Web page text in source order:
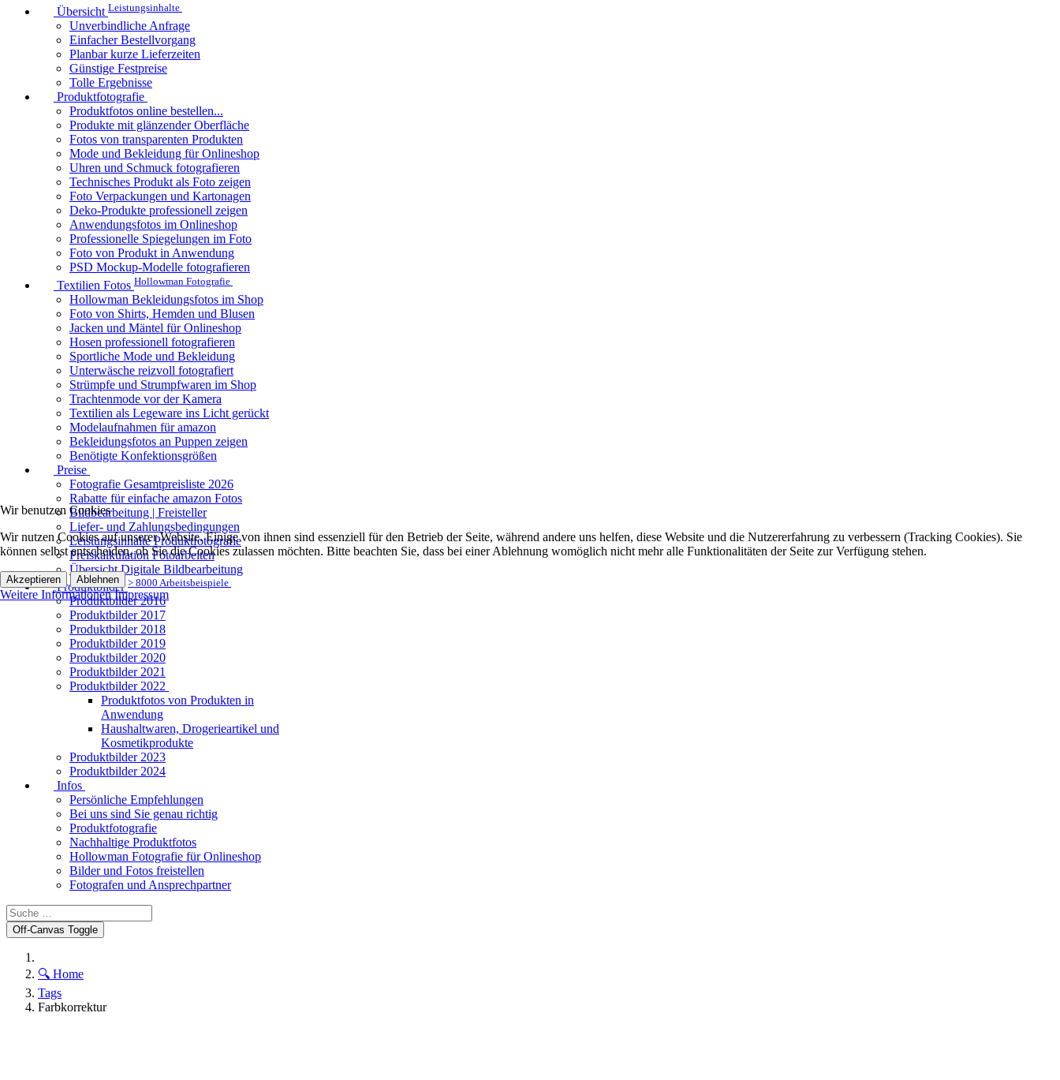
Übersicht Leistungsinhalte
Unverbindliche Anfrage
Einfacher Bestellvorgang
Planbar kurze Lieferzeiten
Günstige Festpreise
Tolle Ergebnisse
Produktfotografie
Produktfotos online bestellen...
Produkte mit glänzender Oberfläche
Fotos von transparenten Produkten
Mode und Bekleidung für Onlineshop
Uhren und Schmuck fotografieren
Technisches Produkt als Foto zeigen
Foto Verpackungen und Kartonagen
Deko-Produkte professionell zeigen
Anwendungsfotos im Onlineshop
Professionelle Spiegelungen im Foto
Foto von Produkt in Anwendung
PSD Mockup-Modelle fotografieren
Textilien Fotos Hollowman Fotografie
Hollowman Bekleidungsfotos im Shop
Foto von Shirts, Hemden und Blusen
Jacken und Mäntel für Onlineshop
Hosen professionell fotografieren
Sportliche Mode und Bekleidung
Unterwäsche reizvoll fotografiert
Strümpfe und Strumpfwaren im Shop
Trachtenmode vor der Kamera
Textilien als Legeware ins Licht gerückt
Modelaufnahmen für amazon
Bekleidungsfotos an Puppen zeigen
Benötigte Konfektionsgrößen
Preise
Fotografie Gesamtpreisliste 2026
Rabatte für einfache amazon Fotos
Bildbearbeitung | Freisteller
Liefer- und Zahlungsbedingungen
Leistungsinhalte Produktfotografie
Preiskalkulation Fotoarbeiten
Übersicht Digitale Bildbearbeitung
Produktbilder > 8000 Arbeitsbeispiele
Produktbilder 2016
Produktbilder 2017
Produktbilder 2018
Produktbilder 2019
Produktbilder 2020
Produktbilder 2021
Produktbilder 2022
Produktfotos von Produkten in
Anwendung
Haushaltwaren, Drogerieartikel und
Kosmetikprodukte
Produktbilder 2023
Produktbilder 2024
Infos
Persönliche Empfehlungen
Bei uns sind Sie genau richtig
Produktfotografie
Nachhaltige Produktfotos
Hollowman Fotografie für Onlineshop
Bilder und Fotos freistellen
Fotografen und Ansprechpartner
Off-Canvas Toggle
🔍 Home
Tags
Farbkorrektur
Wir benutzen Cookies
Wir nutzen Cookies auf unserer Website. Einige von ihnen sind essenziell für den Betrieb der Seite, während andere uns helfen, diese Website und die Nutzererfahrung zu verbessern (Tracking Cookies). Sie
können selbst entscheiden, ob Sie die Cookies zulassen möchten. Bitte beachten Sie, dass bei einer Ablehnung womöglich nicht mehr alle Funktionalitäten der Seite zur Verfügung stehen.
Akzeptieren Ablehnen
Weitere Informationen Impressum